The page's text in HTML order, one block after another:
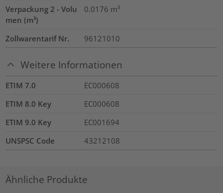
Verpackung 2 - Volu
men (m³)
0.0176 m³
Zollwarentarif Nr. 96121010
Weitere Informationen
ETIM 7.0
EC000608
ETIM 8.0 Key
EC000608
ETIM 9.0 Key
EC001694
UNSPSC Code
43212108
Ähnliche Produkte